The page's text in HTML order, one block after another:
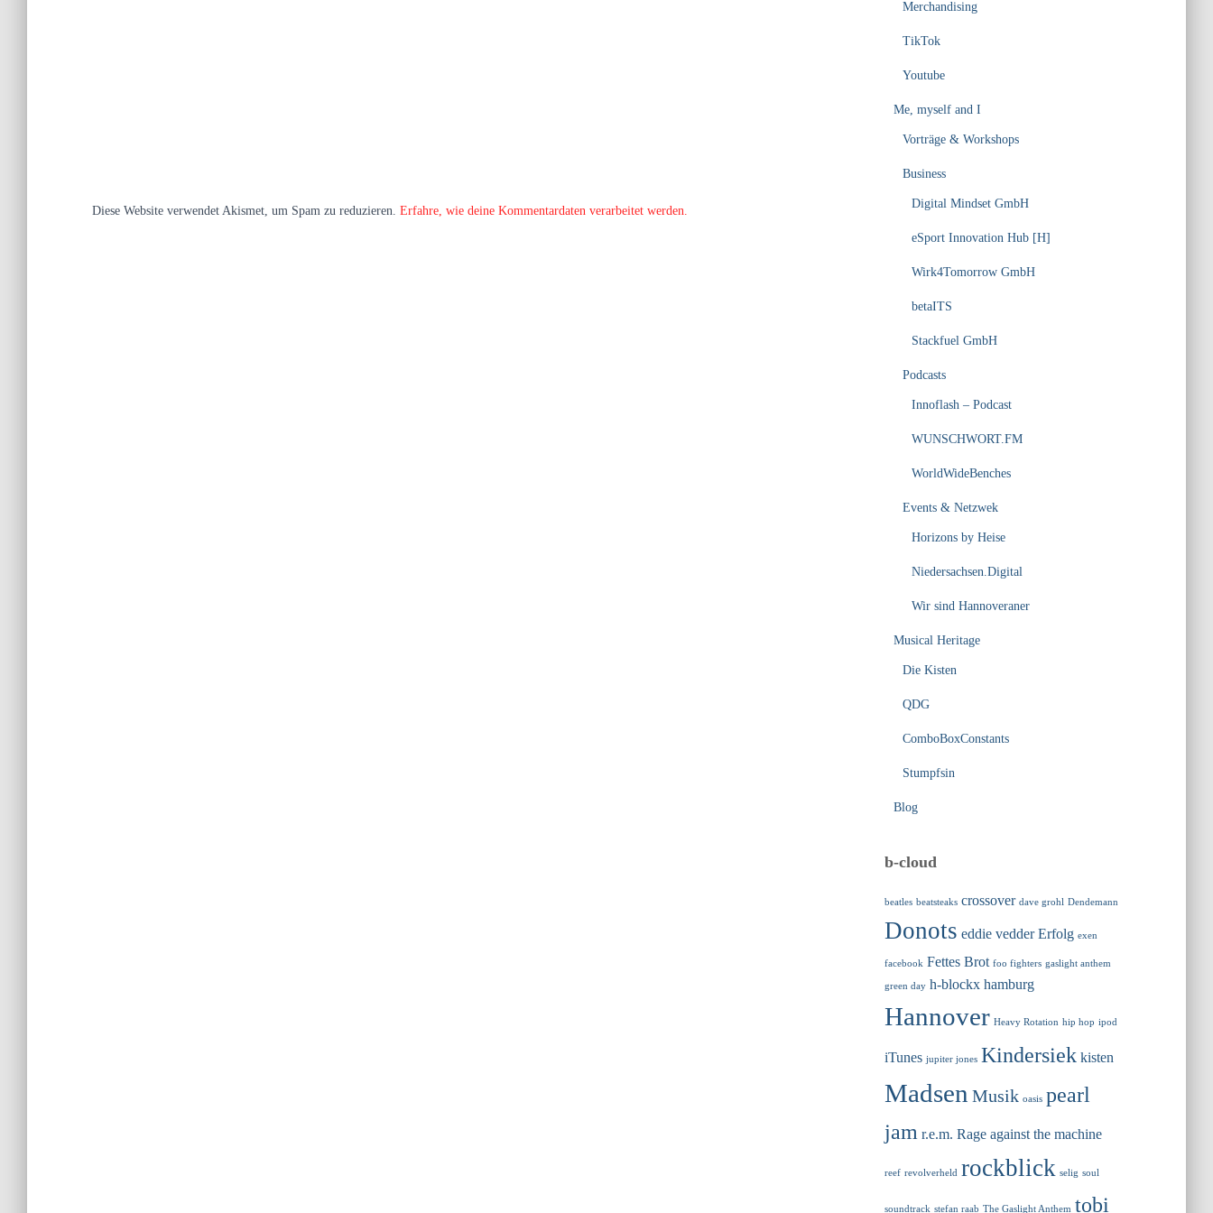
Diese Website verwendet Akismet, um Spam zu reduzieren. Erfahre, wie deine Kommentardaten verarbeitet werden.
Merchandising
TikTok
Youtube
Me, myself and I
Vorträge & Workshops
Business
Digital Mindset GmbH
eSport Innovation Hub [H]
Wirk4Tomorrow GmbH
betaITS
Stackfuel GmbH
Podcasts
Innoflash – Podcast
WUNSCHWORT.FM
WorldWideBenches
Events & Netzwek
Horizons by Heise
Niedersachsen.Digital
Wir sind Hannoveraner
Musical Heritage
Die Kisten
QDG
ComboBoxConstants
Stumpfsin
Blog
b-cloud
beatles beatsteaks crossover dave grohl Dendemann
Donots eddie vedder Erfolg exen
facebook Fettes Brot foo fighters gaslight anthem
green day h-blockx hamburg
Hannover Heavy Rotation hip hop ipod
iTunes jupiter jones Kindersiek kisten
Madsen Musik oasis pearl
jam r.e.m. Rage against the machine
reef revolverheld rockblick selig soul
soundtrack stefan raab The Gaslight Anthem tobi